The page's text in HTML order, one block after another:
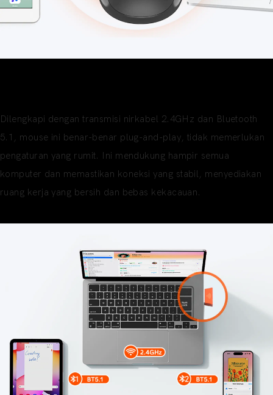
Dilengkapi dengan transmisi nirkabel 2.4GHz dan Bluetooth
5.1, mouse ini benar-benar plug-and-play, tidak memerlukan
pengaturan yang rumit. Ini mendukung hampir semua
komputer dan memastikan koneksi yang stabil, menyediakan
ruang kerja yang bersih dan bebas kekacauan.